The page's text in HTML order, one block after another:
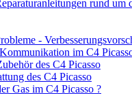
rund um
-
im C4
des C4 Picasso
des C4 Picasso
Gas im C4 Picasso ?